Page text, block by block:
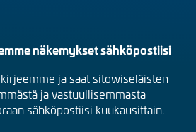
näkemykset sähköpostiisi
ja saat sitowiseläisten
ja vastuullisemmasta
sähköpostiisi kuukausittain.